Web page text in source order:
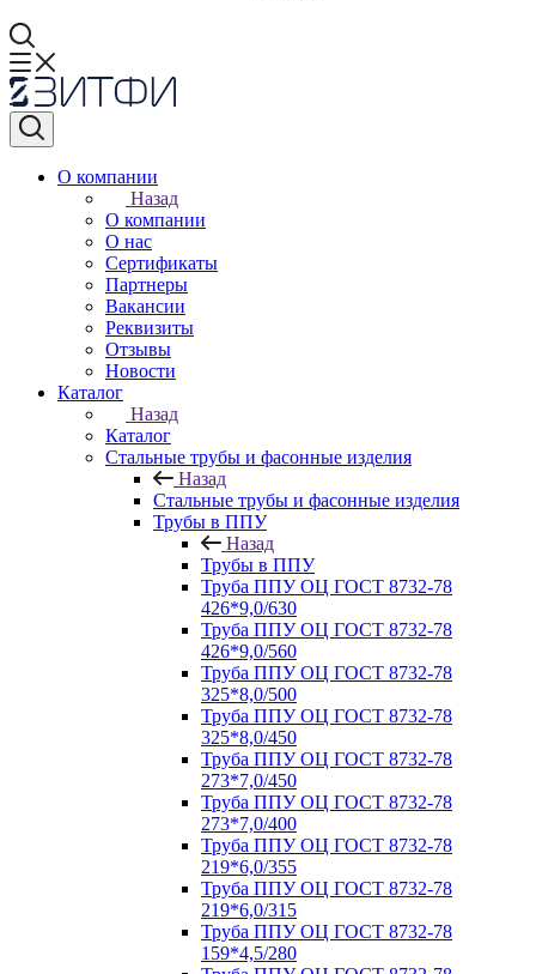
О компании
Назад
О компании
О нас
Сертификаты
Партнеры
Вакансии
Реквизиты
Отзывы
Новости
Каталог
Назад
Каталог
Стальные трубы и фасонные изделия
Назад
Стальные трубы и фасонные изделия
Трубы в ППУ
Назад
Трубы в ППУ
Труба ППУ ОЦ ГОСТ 8732-78
426*9,0/630
Труба ППУ ОЦ ГОСТ 8732-78
426*9,0/560
Труба ППУ ОЦ ГОСТ 8732-78
325*8,0/500
Труба ППУ ОЦ ГОСТ 8732-78
325*8,0/450
Труба ППУ ОЦ ГОСТ 8732-78
273*7,0/450
Труба ППУ ОЦ ГОСТ 8732-78
273*7,0/400
Труба ППУ ОЦ ГОСТ 8732-78
219*6,0/355
Труба ППУ ОЦ ГОСТ 8732-78
219*6,0/315
Труба ППУ ОЦ ГОСТ 8732-78
159*4,5/280